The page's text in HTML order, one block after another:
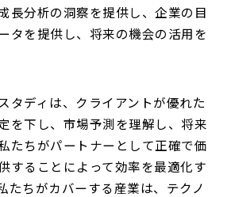
長分析の洞察を提供し、企業の目
タを提供し、将来の機会の活用を
タディは、クライアントが優れた
を下し、市場予測を理解し、将来
たちがパートナーとして正確で価
することによって効率を最適化す
たちがカバーする産業は、テクノ